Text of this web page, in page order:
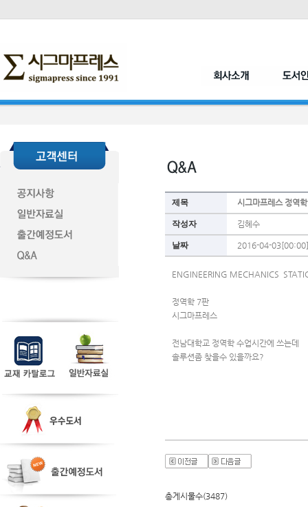
제목 시그마프레스 정역
작성자 김혜수
날짜 2016-04-03[00:00]
ENGINEERING MECHANICS
정역학 7판
시그마프레스
전남대학교 정역학 수업시간에 쓰는데
솔루션좀 찾을수 있을까요?
총게시물수(3487)